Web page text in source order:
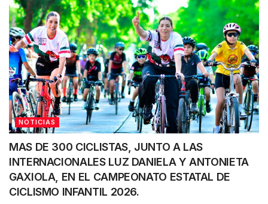
NOTICIAS
MAS DE 300 CICLISTAS, JUNTO A LAS
INTERNACIONALES LUZ DANIELA Y ANTONIETA
GAXIOLA, EN EL CAMPEONATO ESTATAL DE
CICLISMO INFANTIL 2026.